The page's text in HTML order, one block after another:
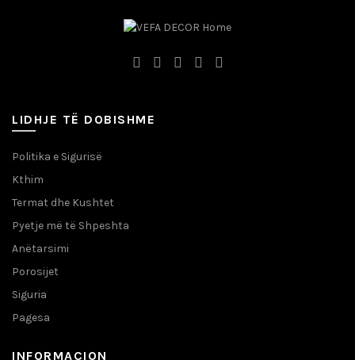
LIDHJE TË DOBISHME
Politika e Sigurisë
Kthim
Termat dhe Kushtet
Pyetje më të Shpeshta
Anëtarsimi
Porosijet
Siguria
Pagesa
INFORMACION